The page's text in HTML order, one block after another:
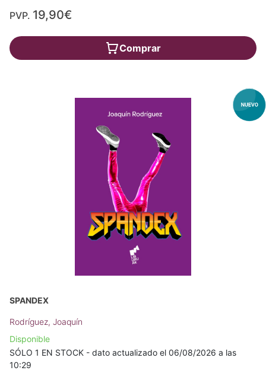
PVP. 19,90€
Comprar
SPANDEX
Rodríguez, Joaquín
Disponible
SÓLO 1 EN STOCK - dato actualizado el 06/08/2026 a las
10:29